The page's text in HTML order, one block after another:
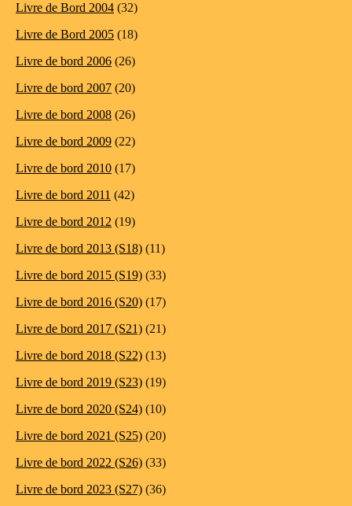
Livre de Bord 2004 (32)
Livre de Bord 2005 (18)
Livre de bord 2006 (26)
Livre de bord 2007 (20)
Livre de bord 2008 (26)
Livre de bord 2009 (22)
Livre de bord 2010 (17)
Livre de bord 2011 (42)
Livre de bord 2012 (19)
Livre de bord 2013 (S18) (11)
Livre de bord 2015 (S19) (33)
Livre de bord 2016 (S20) (17)
Livre de bord 2017 (S21) (21)
Livre de bord 2018 (S22) (13)
Livre de bord 2019 (S23) (19)
Livre de bord 2020 (S24) (10)
Livre de bord 2021 (S25) (20)
Livre de bord 2022 (S26) (33)
Livre de bord 2023 (S27) (36)